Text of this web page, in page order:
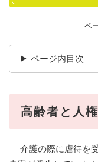
ペ
ページ内目次
高齢者と人権
介護の際に虐待を